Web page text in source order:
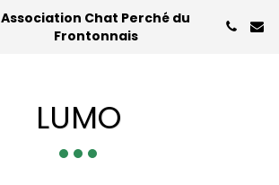
Association Chat Perché du
Frontonnais
LUMO